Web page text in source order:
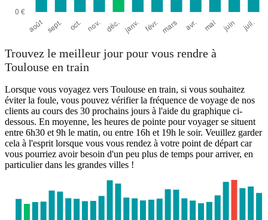
Trouvez le meilleur jour pour vous rendre à
Toulouse en train
Lorsque vous voyagez vers Toulouse en train, si vous souhaitez
éviter la foule, vous pouvez vérifier la fréquence de voyage de nos
clients au cours des 30 prochains jours à l'aide du graphique ci-
dessous. En moyenne, les heures de pointe pour voyager se situent
entre 6h30 et 9h le matin, ou entre 16h et 19h le soir. Veuillez garder
cela à l'esprit lorsque vous vous rendez à votre point de départ car
vous pourriez avoir besoin d'un peu plus de temps pour arriver, en
particulier dans les grandes villes !